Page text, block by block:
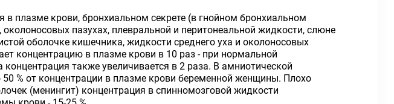
плазме крови, бронхиальном секрете (в гнойном бронхиальном
пазухах, плевральной и перитонеальной жидкости, слюне
оболочке кишечника, жидкости среднего уха и околоносовых
концентрацию в плазме крови в 10 раз - при нормальной
также увеличивается в 2 раза. В амниотической
% от концентрации в плазме крови беременной женщины. Плохо
(менингит) концентрация в спинномозговой жидкости